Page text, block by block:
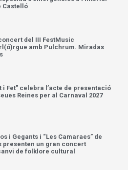
Castelló
del III FestMusic
amb Pulchrum. Miradas
i Fet” celebra l’acte de presentació
Reines per al Carnaval 2027
i Gegants i “Les Camaraes” de
presenten un gran concert
de folklore cultural